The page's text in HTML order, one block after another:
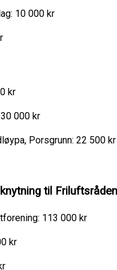
10 000 kr
kr
000 kr
Porsgrunn: 22 500 kr
til
113 000 kr
kr